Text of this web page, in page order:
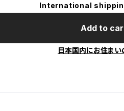
International
Add to
日本国内にお住まい